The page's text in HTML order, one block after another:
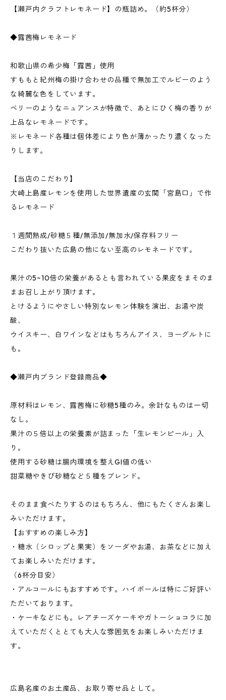
【瀬戸内クラフトレモネード】の瓶詰め。（約5杯分）
◆露茜梅レモネード
和歌山県の希少梅「露茜」使用
すももと紀州梅の掛け合わせの品種で無加工でルビーのよう
な綺麗な色をしています。
ベリーのようなニュアンスが特徴で、あとにひく梅の香りが
上品なレモネードです。
※レモネード各種は個体差により色が薄かったり濃くなった
りします。
【当店のこだわり】
大崎上島産レモンを使用した世界遺産の玄関「宮島口」で作
るレモネード
１週間熟成/砂糖５種/無添加/無加水/保存料フリー
こだわり抜いた広島の他にない至高のレモネードです。
果汁の5~10倍の栄養があるとも言われている果皮をまそのま
まお召し上がり頂けます。
とけるようにやさしい特別なレモン体験を演出、お湯や炭
酸、
ウイスキー、白ワインなどはもちろんアイス、ヨーグルトに
も。
◆瀬戸内ブランド登録商品◆
原材料はレモン、露茜梅に砂糖5種のみ。余計なものは一切
なし。
果汁の５倍以上の栄養素が詰まった「生レモンピール」入
り。
使用する砂糖は腸内環境を整えGI値の低い
甜菜糖やきび砂糖など５種をブレンド。
そのまま食べたりするのはもちろん、他にもたくさんお楽し
みいただけます。
【おすすめの楽しみ方】
・糖水（シロップと果実）をソーダやお湯、お茶などに加え
てお楽しみいただけます。
（6杯分目安）
・アルコールにもおすすめです。ハイボールは特にご好評い
ただいております。
・ケーキなどにも。レアチーズケーキやガトーショコラに加
えていただくととても大人な雰囲気をお楽しみいただけま
す。
広島名産のお土産品、お取り寄せ品として。